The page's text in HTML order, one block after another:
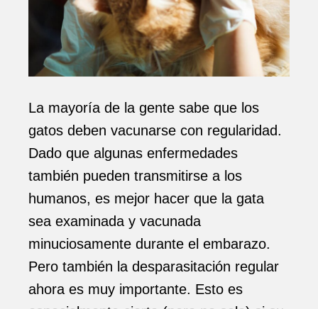
La mayoría de la gente sabe que los
gatos deben vacunarse con regularidad.
Dado que algunas enfermedades
también pueden transmitirse a los
humanos, es mejor hacer que la gata
sea examinada y vacunada
minuciosamente durante el embarazo.
Pero también la desparasitación regular
ahora es muy importante. Esto es